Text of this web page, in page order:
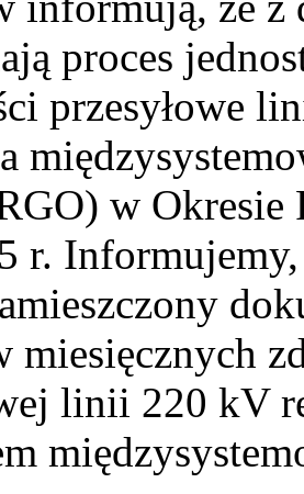
proces
przesyłowe
w Okresie
r.
miesięcznych
linii 220 kV